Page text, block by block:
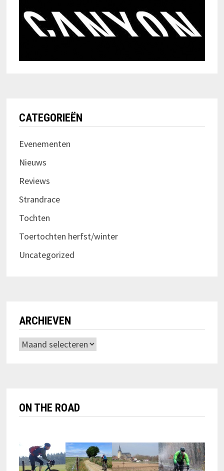
CATEGORIEËN
Evenementen
Nieuws
Reviews
Strandrace
Tochten
Toertochten herfst/winter
Uncategorized
ARCHIEVEN
Archieven
ON THE ROAD